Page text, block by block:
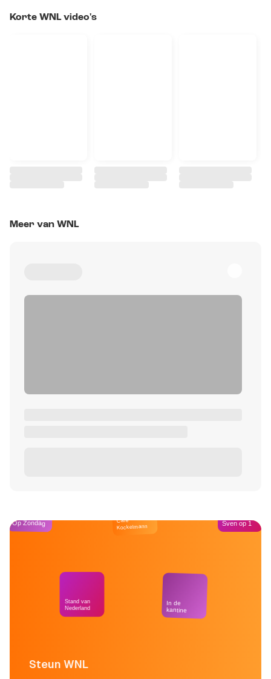
Korte WNL video's
Meer van WNL
Steun WNL
Op Zondag
Stand van
Nederland
Café
Kockelmann
In de
kantine
Sven op 1